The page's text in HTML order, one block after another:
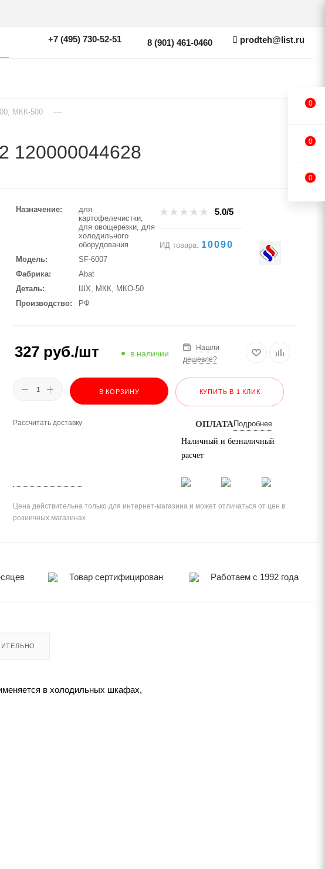
+7 (495) 730-52-51 8 (901) 461-0460 prodteh@list.ru
МКК-500 —
120000044628
Назначение
для
картофелечистки,
для овощерезки, для
холодильного
оборудования
Модель
SF-6007
Фабрика
Abat
Деталь
ШХ, МКК, МКО-50
Производство
РФ
5.0/5
ИД товара: 10090
327 руб./шт в наличии
Нашли
дешевле?
В КОРЗИНУ КУПИТЬ В 1 КЛИК
Рассчитать доставку ОПЛАТА Подробнее
Наличный и безналичный
расчет
Цена действительна только для интернет-магазина и может отличаться от цен в
розничных магазинах
Товар сертифицирован Работаем с 1992 года
в холодильных шкафах,
0
0
0